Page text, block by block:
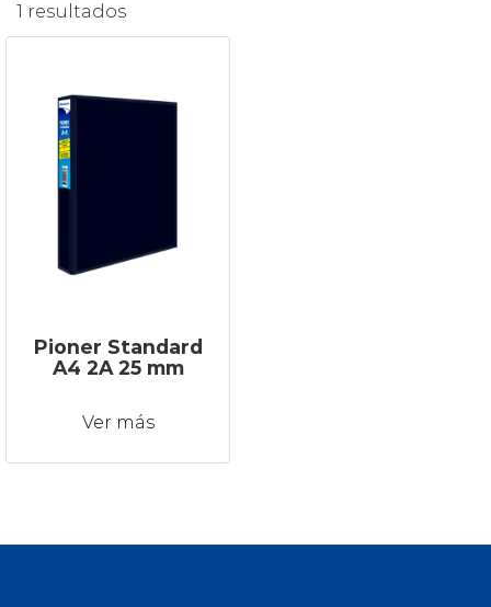
1 resultados
Pioner Standard
A4 2A 25 mm
Ver más